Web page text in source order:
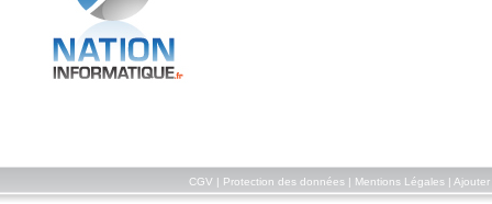
CGV Protection des données| Mentions Légales| Ajouter